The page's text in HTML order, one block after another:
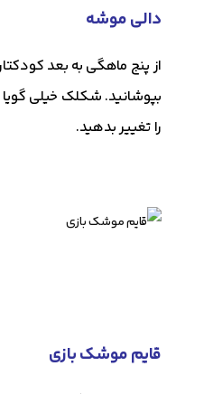
دالی موشه
از پنج ماهگی به بعد
بپوشانید. شکلک خیلی گویا
را تغییر بدهید.
قایم موشک بازی